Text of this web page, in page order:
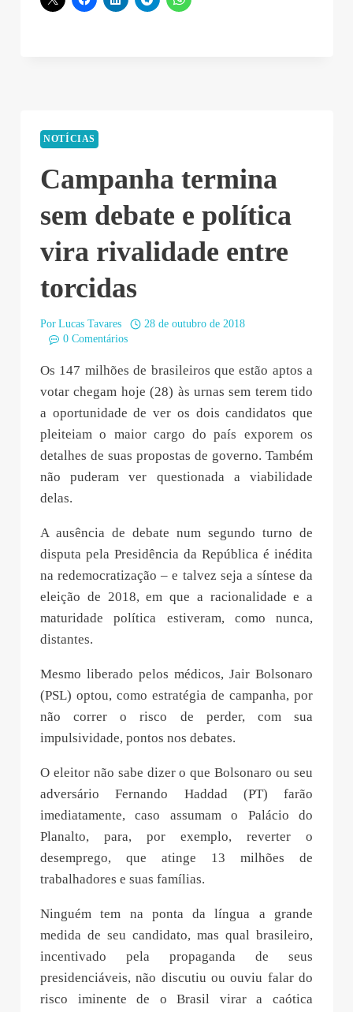
NOTÍCIAS
Campanha termina
sem debate e política
vira rivalidade entre
torcidas
Por Lucas Tavares
28 de outubro de 2018
0 Comentários
Os 147 milhões de brasileiros que estão aptos a
votar chegam hoje (28) às urnas sem terem tido
a oportunidade de ver os dois candidatos que
pleiteiam o maior cargo do país exporem os
detalhes de suas propostas de governo. Também
não puderam ver questionada a viabilidade
delas.
A ausência de debate num segundo turno de
disputa pela Presidência da República é inédita
na redemocratização – e talvez seja a síntese da
eleição de 2018, em que a racionalidade e a
maturidade política estiveram, como nunca,
distantes.
Mesmo liberado pelos médicos, Jair Bolsonaro
(PSL) optou, como estratégia de campanha, por
não correr o risco de perder, com sua
impulsividade, pontos nos debates.
O eleitor não sabe dizer o que Bolsonaro ou seu
adversário Fernando Haddad (PT) farão
imediatamente, caso assumam o Palácio do
Planalto, para, por exemplo, reverter o
desemprego, que atinge 13 milhões de
trabalhadores e suas famílias.
Ninguém tem na ponta da língua a grande
medida de seu candidato, mas qual brasileiro,
incentivado pela propaganda de seus
presidenciáveis, não discutiu ou ouviu falar do
risco iminente de o Brasil virar a caótica